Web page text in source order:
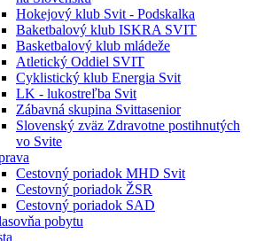
Hokejový klub Svit - Podskalka
Baketbalový klub ISKRA SVIT
Basketbalový klub mládeže
Atletický Oddiel SVIT
Cyklistický klub Energia Svit
LK - lukostreľba Svit
Zábavná skupina Svittasenior
Slovenský zväz Zdravotne postihnutých
vo Svite
Cestovný poriadok MHD Svit
Cestovný poriadok ŽSR
Cestovný poriadok SAD
pobytu